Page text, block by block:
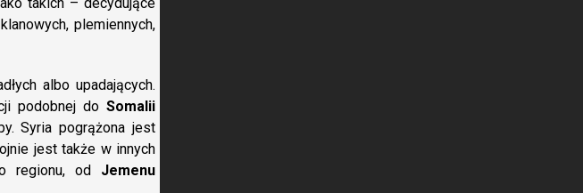
plemiennych,
albo upadających.
podobnej do Somalii
Syria pogrążona jest
jest także w innych
regionu, od Jemenu